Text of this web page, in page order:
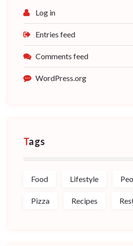
Log in
Entries feed
Comments feed
WordPress.org
Tags
Food Lifestyle
Pizza Recipes